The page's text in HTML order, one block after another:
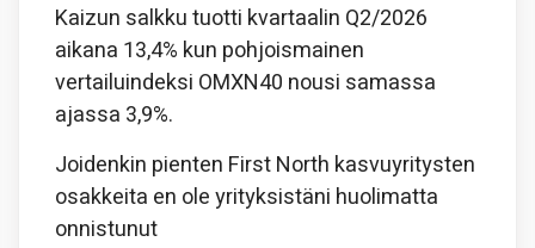
Kaizun salkku tuotti kvartaalin Q2/2026
aikana 13,4% kun pohjoismainen
vertailuindeksi OMXN40 nousi samassa
ajassa 3,9%.
Joidenkin pienten First North kasvuyritysten
osakkeita en ole yrityksistäni huolimatta
onnistunut